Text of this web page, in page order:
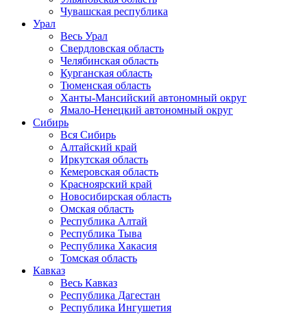
Чувашская республика
Урал
Весь Урал
Свердловская область
Челябинская область
Курганская область
Тюменская область
Ханты-Мансийский автономный округ
Ямало-Ненецкий автономный округ
Сибирь
Вся Сибирь
Алтайский край
Иркутская область
Кемеровская область
Красноярский край
Новосибирская область
Омская область
Республика Алтай
Республика Тыва
Республика Хакасия
Томская область
Кавказ
Весь Кавказ
Республика Дагестан
Республика Ингушетия